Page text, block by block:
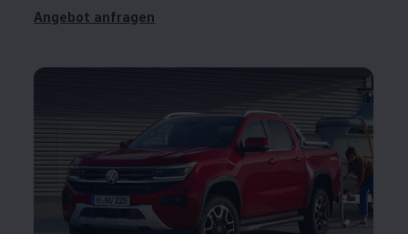
Angebot anfragen